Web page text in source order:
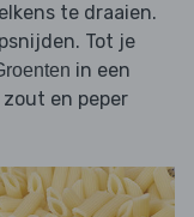
te draaien.
Tot je
in een
en peper